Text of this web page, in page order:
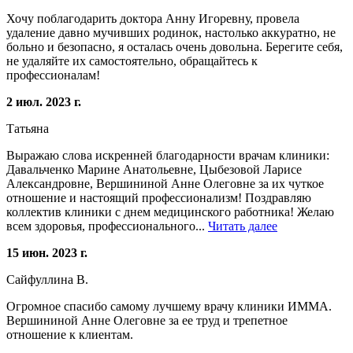
Хочу поблагодарить доктора Анну Игоревну, провела
удаление давно мучивших родинок, настолько аккуратно, не
больно и безопасно, я осталась очень довольна. Берегите себя,
не удаляйте их самостоятельно, обращайтесь к
профессионалам!
2 июл. 2023 г.
Татьяна
Выражаю слова искренней благодарности врачам клиники:
Давальченко Марине Анатольевне, Цыбезовой Ларисе
Александровне, Вершининой Анне Олеговне за их чуткое
отношение и настоящий профессионализм! Поздравляю
коллектив клиники с днем медицинского работника! Желаю
всем здоровья, профессионального... Читать далее
15 июн. 2023 г.
Сайфуллина В.
Огромное спасибо самому лучшему врачу клиники ИММА.
Вершининой Анне Олеговне за ее труд и трепетное
отношение к клиентам.